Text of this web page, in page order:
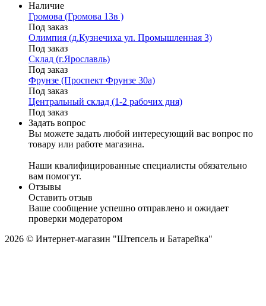
Наличие
Громова (Громова 13в )
Под заказ
Олимпия (д.Кузнечиха ул. Промышленная 3)
Под заказ
Склад (г.Ярославль)
Под заказ
Фрунзе (Проспект Фрунзе 30а)
Под заказ
Центральный склад (1-2 рабочих дня)
Под заказ
Задать вопрос
Вы можете задать любой интересующий вас вопрос по
товару или работе магазина.
Наши квалифицированные специалисты обязательно
вам помогут.
Отзывы
Оставить отзыв
Ваше сообщение успешно отправлено и ожидает
проверки модератором
2026 © Интернет-магазин "Штепсель и Батарейка"